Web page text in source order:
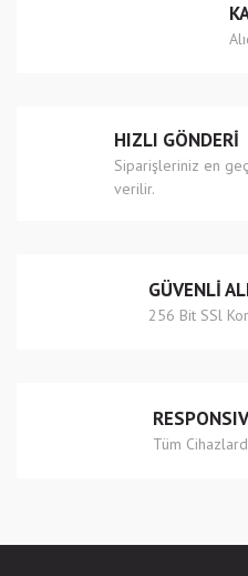
Ürün açıklamasında eksik
Bu ürüne benzer farklı
HIZLI GÖNDERİ
Siparişleriniz en
verilir.
GÜVENLİ
256 Bit SSl
Tüm